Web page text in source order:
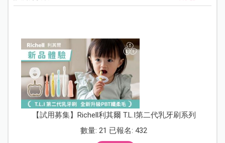
【試用募集】Richell利其爾 T.L.I第二代乳牙刷系列
數量: 21 已報名: 432